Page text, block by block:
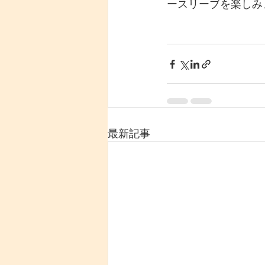
ースリーブを楽しみ
最新記事